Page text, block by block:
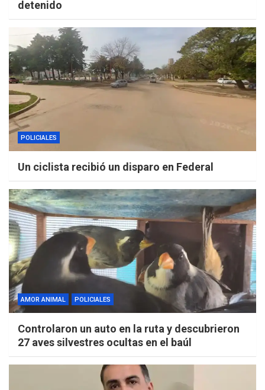
detenido
POLICIALES
Un ciclista recibió un disparo en Federal
AMOR ANIMAL POLICIALES
Controlaron un auto en la ruta y descubrieron
27 aves silvestres ocultas en el baúl